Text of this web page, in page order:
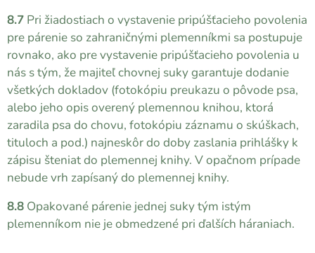
8.7 Pri žiadostiach o vystavenie pripúšťacieho povolenia
pre párenie so zahraničnými plemenníkmi sa postupuje
rovnako, ako pre vystavenie pripúšťacieho povolenia u
nás s tým, že majiteľ chovnej suky garantuje dodanie
všetkých dokladov (fotokópiu preukazu o pôvode psa,
alebo jeho opis overený plemennou knihou, ktorá
zaradila psa do chovu, fotokópiu záznamu o skúškach,
tituloch a pod.) najneskôr do doby zaslania prihlášky k
zápisu šteniat do plemennej knihy. V opačnom prípade
nebude vrh zapísaný do plemennej knihy.
8.8 Opakované párenie jednej suky tým istým
plemenníkom nie je obmedzené pri ďalších háraniach.